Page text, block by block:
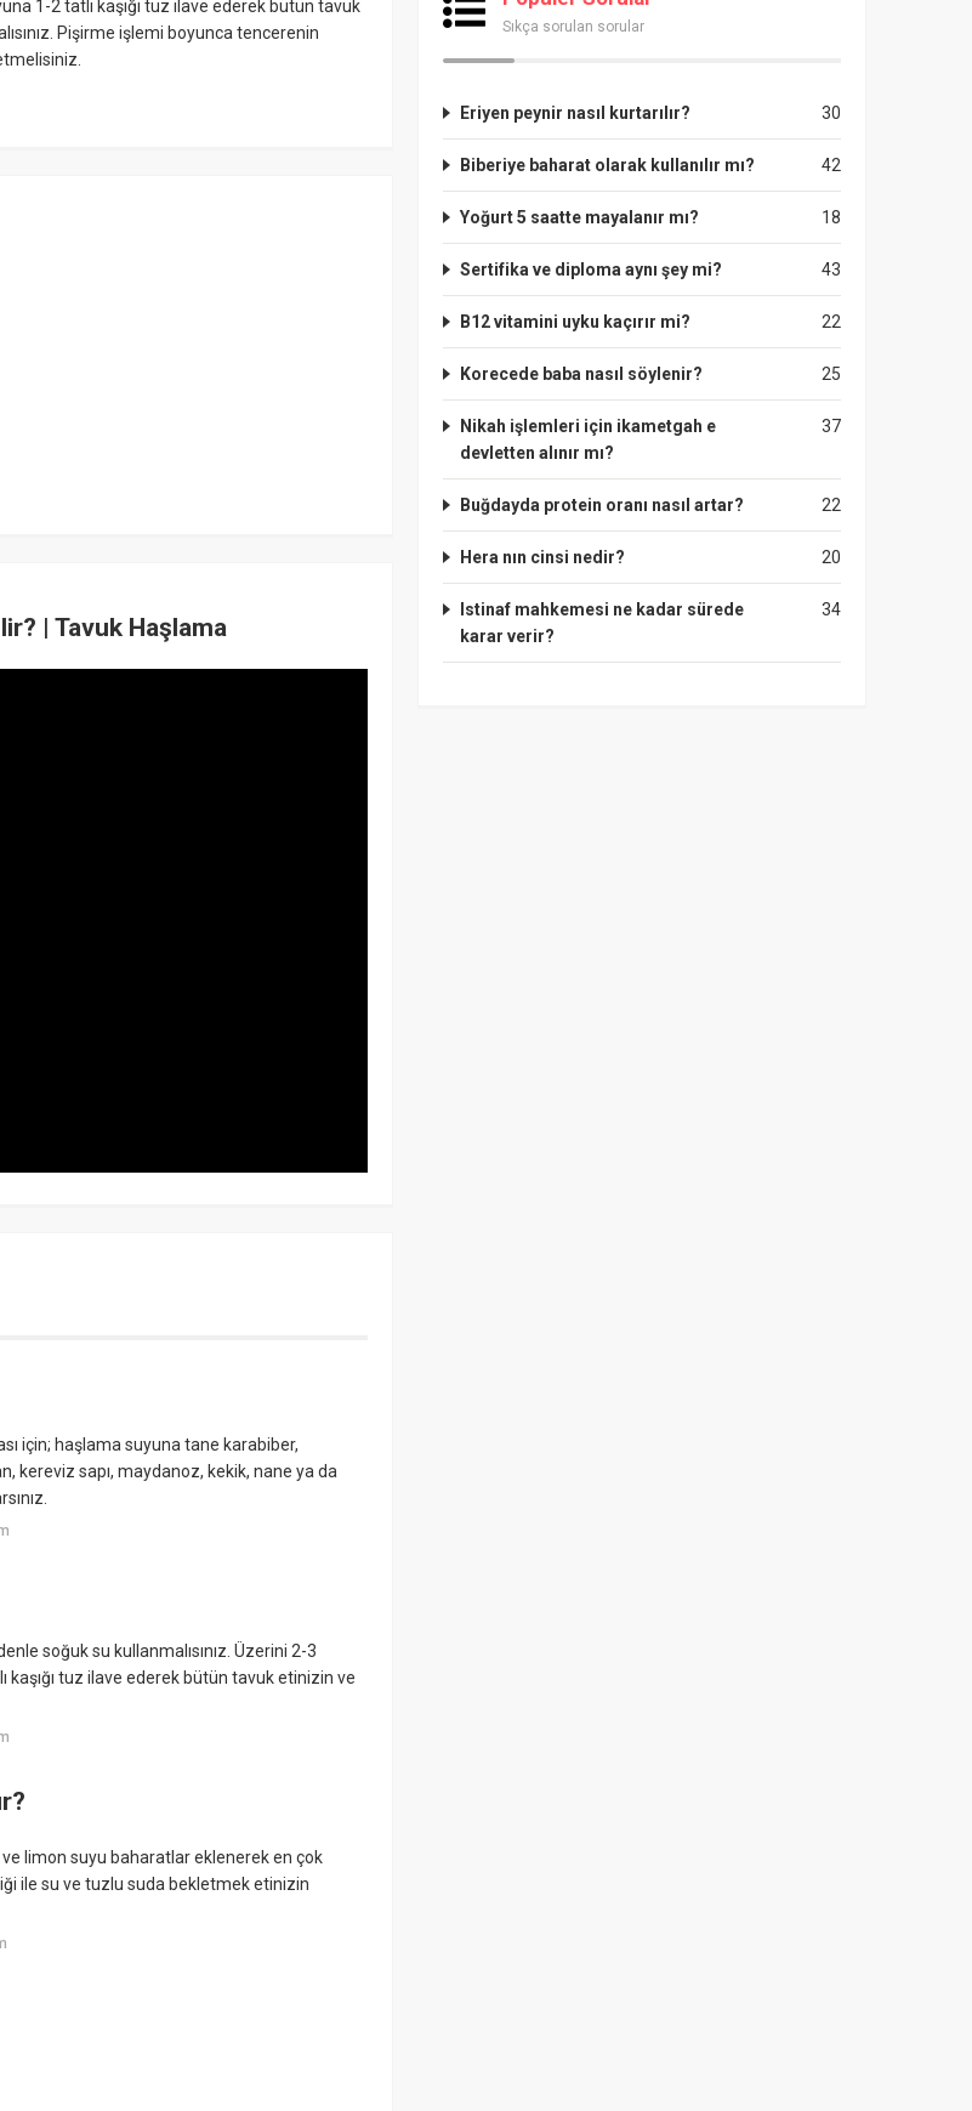
1-2 tatlı kaşığı tuz ilave ederek bütün tavuk
Pişirme işlemi boyunca tencerenin
| Tavuk Haşlama
için; haşlama suyuna tane karabiber,
kereviz sapı, maydanoz, kekik, nane ya da
soğuk su kullanmalısınız. Üzerini 2-3
kaşığı tuz ilave ederek bütün tavuk etinizin ve
limon suyu baharatlar eklenerek en çok
ile su ve tuzlu suda bekletmek etinizin
Sıkça sorulan sorular
30
Eriyen peynir nasıl kurtarılır?
42
Biberiye baharat olarak kullanılır mı?
18
Yoğurt 5 saatte mayalanır mı?
43
Sertifika ve diploma aynı şey mi?
22
B12 vitamini uyku kaçırır mi?
25
Korecede baba nasıl söylenir?
37
Nikah işlemleri için ikametgah e
devletten alınır mı?
22
Buğdayda protein oranı nasıl artar?
20
Hera nın cinsi nedir?
34
Istinaf mahkemesi ne kadar sürede
karar verir?